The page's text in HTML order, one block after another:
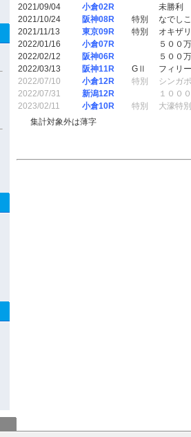
2021/09/04
小倉02R
未勝利
2021/10/24
阪神08R 特別
なでし
2021/11/13
東京09R 特別
オキザ
2022/01/16
小倉07R
５００
2022/02/12
阪神06R
５００
2022/03/13
阪神11R GⅡ
フィリ
2022/07/10
小倉12R 特別
シンガ
2022/07/31
新潟12R
１００
2023/02/11
小倉10R 特別
大濠特別
集計対象外は薄字